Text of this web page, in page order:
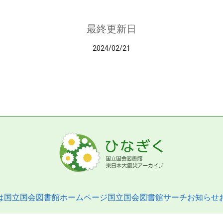
最終更新日
2024/02/21
国立国会図書館ホームページ国立国会図書館サーチお知らせ